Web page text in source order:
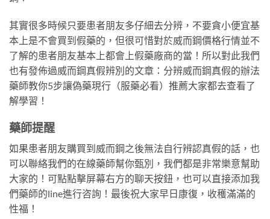
其實很多時候只要患者朋友多仔細去分辨，不要貪小便宜基
本上是不會買到假藥的，但很可惜對於威而鋼價格行情並不
了解的患者朋友基本上都會上假藥廠商的當！所以對此我們
也有發佈過威而鋼真假辨別的文章：分辨威而鋼真假的辦法
藥師教你5步讓偽藥現行（服藥必看）推薦大家都去查看了
解學習！
藥師提醒
如果患者朋友購買到威而鋼之後無法自行辨認真假的話，也
可以聯絡我們的在線藥師幫你甄別，我們都是非常樂意幫助
大家的！可點點擊屏幕右方的聊天按鈕，也可以直接添加我
們藥師的line進行咨詢！最後祝大家早日康復，收穫滿滿的
性福！